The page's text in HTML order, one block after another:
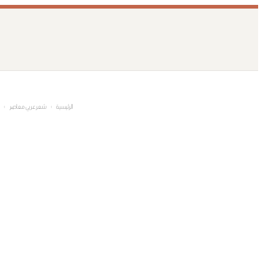
المحتوى
الرئيسية › شعر عربي معاصر ›